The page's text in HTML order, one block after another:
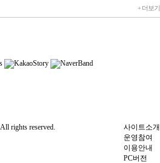
+ 더보기
사이트소개
운영참여
이용안내
PC버전
All rights reserved.